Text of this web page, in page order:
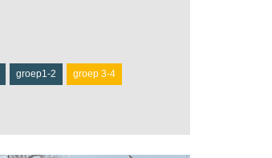
groep1-2 groep 3-4